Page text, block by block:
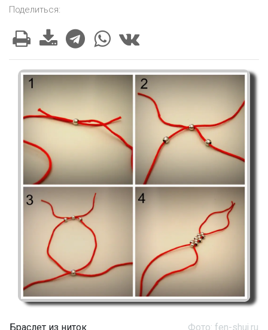
Поделиться:
Браслет из ниток Фото: fen-shuj.ru